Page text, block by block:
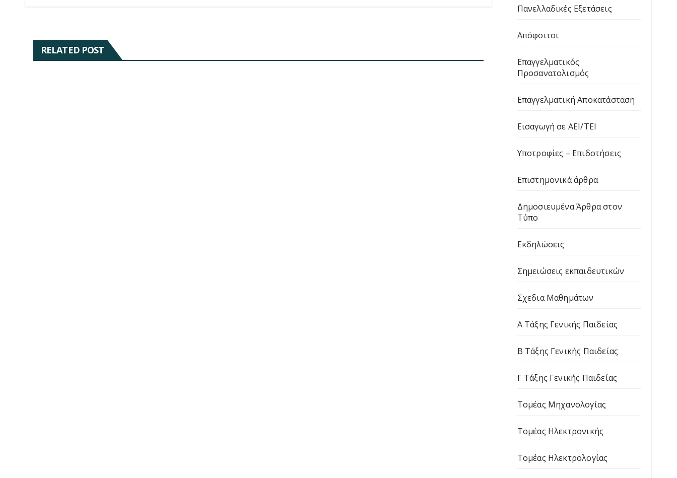
RELATED POST
Πανελλαδικές Εξετάσεις
Απόφοιτοι
Επαγγελματικός
Προσανατολισμός
Επαγγελματική Αποκατάσταση
Εισαγωγή σε ΑΕΙ/ΤΕΙ
Υποτροφίες – Επιδοτήσεις
Επιστημονικά άρθρα
Δημοσιευμένα Άρθρα στον
Τύπο
Εκδηλώσεις
Σημειώσεις εκπαιδευτικών
Σχεδια Μαθημάτων
Α Τάξης Γενικής Παιδείας
Β Τάξης Γενικής Παιδείας
Γ Τάξης Γενικής Παιδείας
Τομέας Μηχανολογίας
Τομέας Ηλεκτρονικής
Τομέας Ηλεκτρολογίας